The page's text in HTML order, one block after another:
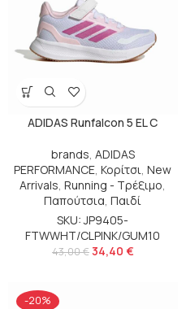
ADIDAS Runfalcon 5 EL C
brands, ADIDAS
PERFORMANCE,Κορίτσι,New
Arrivals,Running - Τρέξιμο,
Παπούτσια,Παιδί
SKU: JP9405-
FTWWHT/CLPINK/GUM10
43,00€34,40 €
-20%